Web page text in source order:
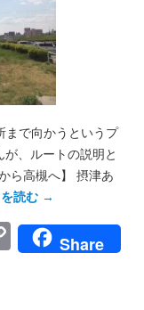
まで向かうというプ
、ルートの説明と
ら高槻へ】 摂津あ
読む →
CopyShare